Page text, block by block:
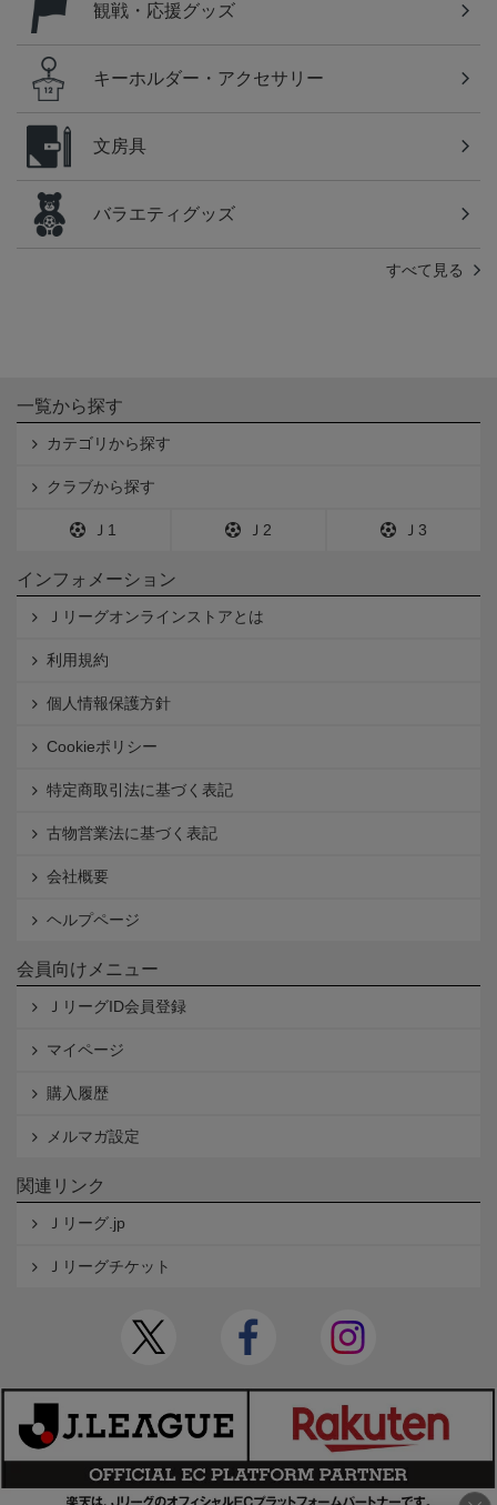
観戦・応援グッズ
キーホルダー・アクセサリー
文房具
バラエティグッズ
すべて見る
一覧から探す
カテゴリから探す
クラブから探す
Ｊ1 Ｊ2 Ｊ3
インフォメーション
Ｊリーグオンラインストアとは
利用規約
個人情報保護方針
Cookieポリシー
特定商取引法に基づく表記
古物営業法に基づく表記
会社概要
ヘルプページ
会員向けメニュー
ＪリーグID会員登録
マイページ
購入履歴
メルマガ設定
関連リンク
Ｊリーグ.jp
Ｊリーグチケット